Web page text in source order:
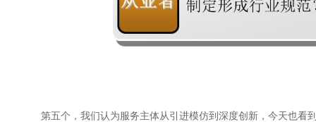
第五个，我们认为服务主体从引进模仿到深度创新，今天也看